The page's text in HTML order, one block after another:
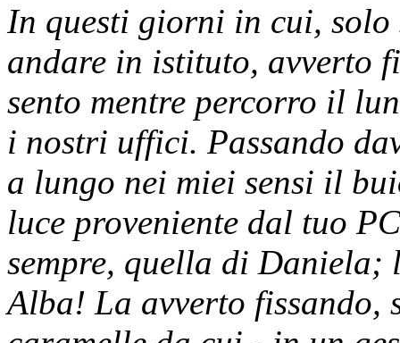
In questi giorni in cui, solo
andare in istituto, avverto
sento mentre percorro il
i nostri uffici. Passando
a lungo nei miei sensi il
luce proveniente dal tuo
sempre, quella di Daniela;
Alba! La avverto